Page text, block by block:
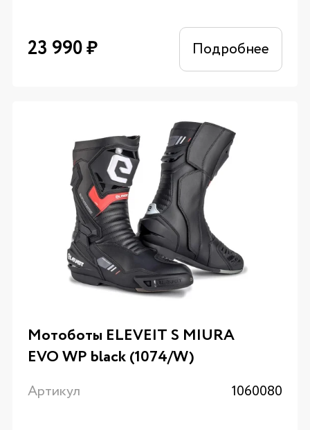
23 990₽ Подробнее
Мотоботы ELEVEIT S MIURA
EVO WP black (1074/W)
Артикул 1060080